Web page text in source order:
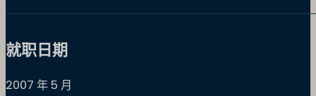
就职日期
2007 年 5 月